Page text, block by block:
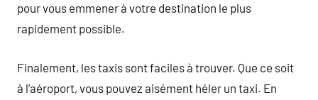
pour vous emmener à votre destination le plus
rapidement possible.
Finalement, les taxis sont faciles à trouver. Que ce soit
à l’aéroport, vous pouvez aisément héler un taxi. En